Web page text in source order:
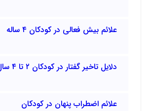
علائم بیش فعالی در کودکان ۴ ساله
دلایل تاخیر گفتار در کودکان ۲ تا ۴ سال
علائم اضطراب پنهان در کودکان